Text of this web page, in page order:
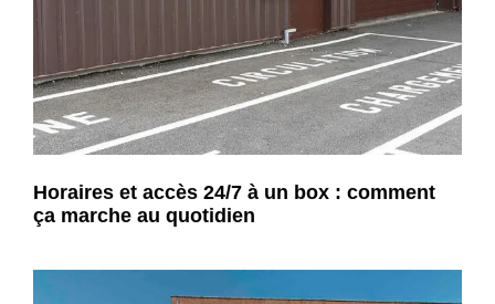
Horaires et accès 24/7 à un box : comment
ça marche au quotidien